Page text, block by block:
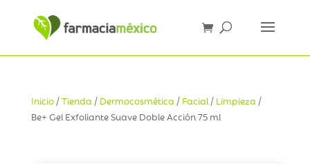
Inicio/Tienda / Dermocosmética / Facial/ Limpieza /
Be+ Gel Exfoliante Suave Doble Acción 75 ml